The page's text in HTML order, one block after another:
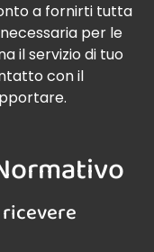
a fornirti tutta
per le
il servizio di tuo
con il